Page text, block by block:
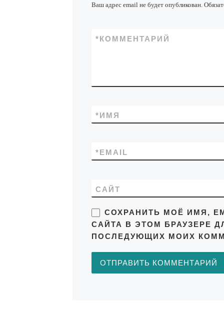
Ваш адрес email не будет опубликован.
КОММЕНТАРИЙ
*
ИМЯ
*
EMAIL
*
САЙТ
СОХРАНИТЬ МОЁ ИМЯ,
САЙТА В ЭТОМ БРАУЗЕРЕ
ПОСЛЕДУЮЩИХ МОИХ